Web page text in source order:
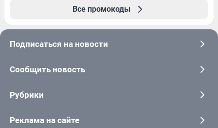
Все промокоды
Подписаться на новости
Сообщить новость
Рубрики
Реклама на сайте